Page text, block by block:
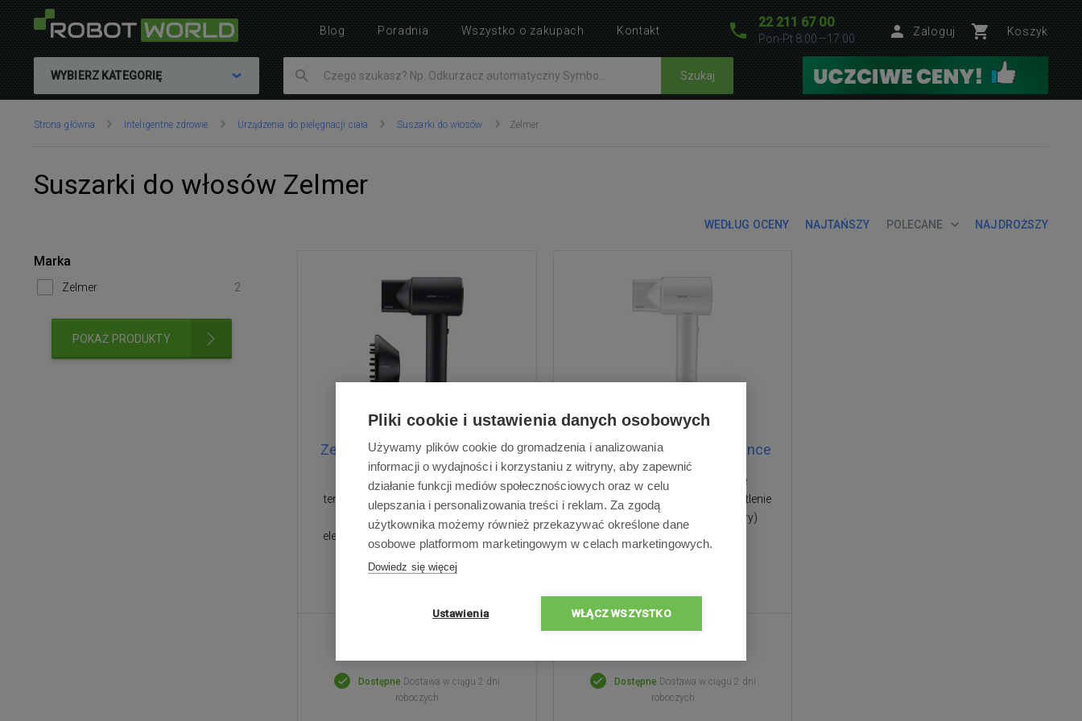
22 211 67 00
Pon-Pt 8:00—17:00
Zaloguj Koszyk
WYBIERZ KATEGORIĘ Szukaj
Znajdujesz
Strona główna Inteligentne zdrowie Urządzenia do pielęgnacji ciała Suszarki do włosów Zelmer
Suszarki do włosów Zelmer
WEDŁUG OCENY NAJTAŃSZY POLECANE NAJDROŻSZY
Zelmer ZHD9004 Plasma Care
Silnik BLDC 1600 W, 3 ustawienia
temperatury, 2 prędkości, Ion-Plasma
Care chroni włosy przed
elektryzowaniem się i przesuszeniem,
wyświetlacz LED
Dostępne Dostawa w ciągu 2 dni
roboczych
Zelmer ZHD9001 Pro Elegance
Silnik BLDC 1600 W, 2 stopnie
temperatury, 2 prędkości, podświetlenie
LED (kolor zależy od temperatury)
Dostępne Dostawa w ciągu 2 dni
roboczych
Marka
Zelmer 2
POKAŻ PRODUKTY
Blog Poradnia Wszystko o zakupach Kontakt
Pliki cookie i ustawienia danych osobowych
Używamy plików cookie do gromadzenia i analizowania
informacji o wydajności i korzystaniu z witryny, aby zapewnić
działanie funkcji mediów społecznościowych oraz w celu
ulepszania i personalizowania treści i reklam. Za zgodą
użytkownika możemy również przekazywać określone dane
osobowe platformom marketingowym w celach marketingowych.
Dowiedz się więcej
Ustawienia WŁĄCZ WSZYSTKO